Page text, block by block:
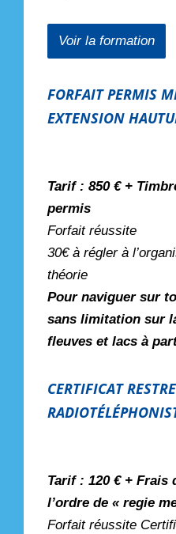
Voir la formation
FORFAIT PERMIS
EXTENSION
Tarif : 850 € +
permis
Forfait réussite
30€ à régler à
théorie
Pour naviguer sur
sans limitation sur
fleuves et lacs à
CERTIFICAT
Tarif : 120 € + Frais
l’ordre de « regie
Forfait réussite